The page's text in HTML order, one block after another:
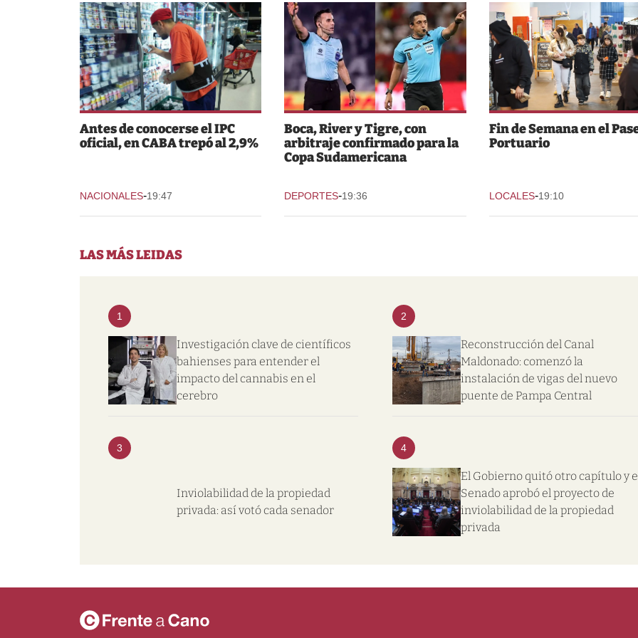
Antes de conocerse el IPC
oficial, en CABA trepó al 2,9%
NACIONALES-19:47
Boca, River y Tigre, con
arbitraje confirmado para la
Copa Sudamericana
DEPORTES-19:36
Fin de Semana en el
Portuario
LOCALES-19:10
LAS MÁS LEIDAS
1
Investigación clave de científicos
bahienses para entender el
impacto del cannabis en el
cerebro
2
Reconstrucción del Canal
Maldonado: comenzó la
instalación de vigas del nuevo
puente de Pampa Central
3
Inviolabilidad de la propiedad
privada: así votó cada senador
4
El Gobierno quitó otro capítulo y
Senado aprobó el proyecto de
inviolabilidad de la propiedad
privada